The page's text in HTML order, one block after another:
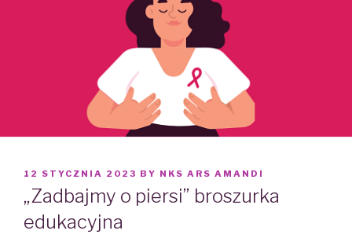
POSTED
ON
12 STYCZNIA 2023 BY NKS ARS AMANDI
„Zadbajmy o piersi” broszurka
edukacyjna